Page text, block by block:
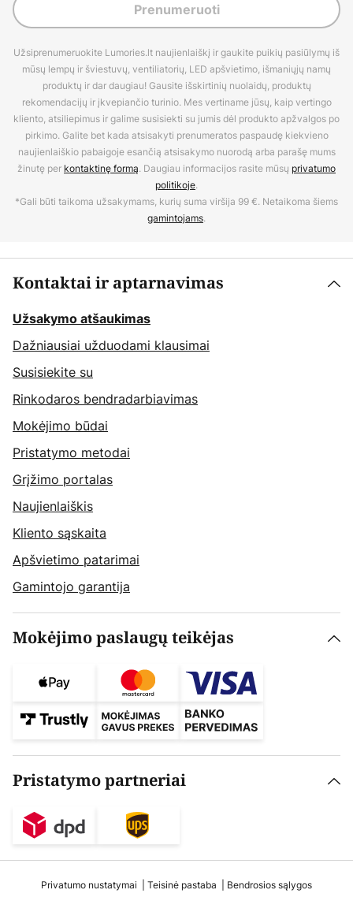
Prenumeruoti
Užsiprenumeruokite Lumories.lt naujienlaiškį ir gaukite puikių pasiūlymų iš
mūsų lempų ir šviestuvų, ventiliatorių, LED apšvietimo, išmaniųjų namų
produktų ir dar daugiau! Gausite išskirtinių nuolaidų, produktų
rekomendacijų ir įkvepiančio turinio. Mes vertiname jūsų, kaip vertingo
kliento, atsiliepimus ir galime susisiekti su jumis dėl produkto apžvalgos po
pirkimo. Galite bet kada atsisakyti prenumeratos paspaudę kiekvieno
naujienlaiškio pabaigoje esančią atsisakymo nuorodą arba parašę mums
žinutę per kontaktinę formą. Daugiau informacijos rasite mūsų privatumo
politikoje.
*Gali būti taikoma užsakymams, kurių suma viršija 99 €. Netaikoma šiems
gamintojams.
Kontaktai ir aptarnavimas
Užsakymo atšaukimas
Dažniausiai užduodami klausimai
Susisiekite su
Rinkodaros bendradarbiavimas
Mokėjimo būdai
Pristatymo metodai
Grįžimo portalas
Naujienlaiškis
Kliento sąskaita
Apšvietimo patarimai
Gamintojo garantija
Mokėjimo paslaugų teikėjas
Pristatymo partneriai
Privatumo nustatymai Teisinė pastaba Bendrosios sąlygos